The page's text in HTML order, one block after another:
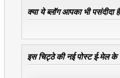
क्या ये ब्लॉग आपका भी पसंदीदा
इस चिट्ठे की नई पोस्ट ई-मेल के